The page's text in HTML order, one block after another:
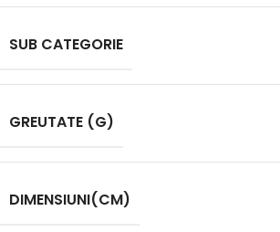
SUB CATEGORIE
GREUTATE (G)
DIMENSIUNI(CM)